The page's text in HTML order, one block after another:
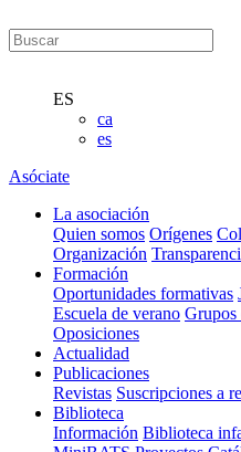
ES
ca
es
Asóciate
La asociación
Quien somos Orígenes
Organización
Formación
Oportunidades formativas
Escuela de verano Grupos
Oposiciones
Actualidad
Publicaciones
Revistas Suscripciones a
Biblioteca
Información Biblioteca